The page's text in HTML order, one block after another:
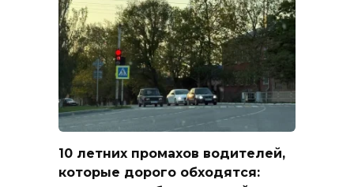
10 летних промахов водителей,
которые дорого обходятся: